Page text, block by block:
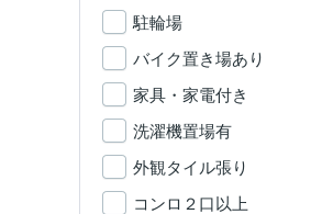
駐輪場
バイク置き場あり
家具・家電付き
洗濯機置場有
外観タイル張り
コンロ２口以上